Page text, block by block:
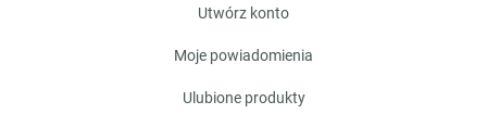
utwórz konto
moje powiadomienia
ulubione produkty